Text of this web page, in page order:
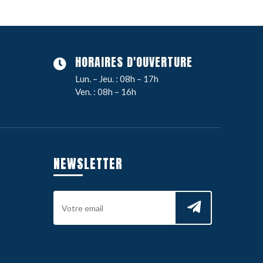
HORAIRES D'OUVERTURE
Lun. – Jeu. : 08h – 17h
Ven. : 08h – 16h
NEWSLETTER